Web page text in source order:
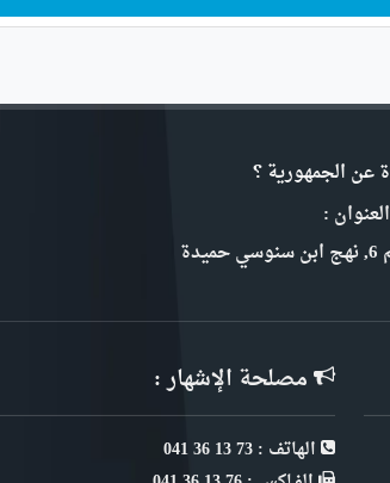
عن الجمهورية ؟
:
مصلحة الإشهار :
الهاتف : 73 13 36 041